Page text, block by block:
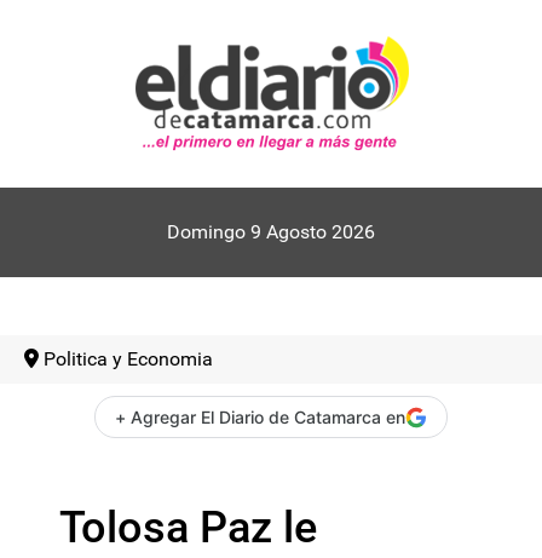
Domingo 9 Agosto 2026
Politica y Economia
+ Agregar El Diario de Catamarca en
Tolosa Paz le